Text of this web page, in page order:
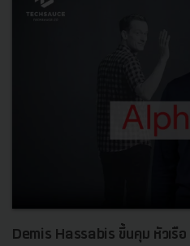
Demis Hassabis ขึ้นคุม หัวเรื